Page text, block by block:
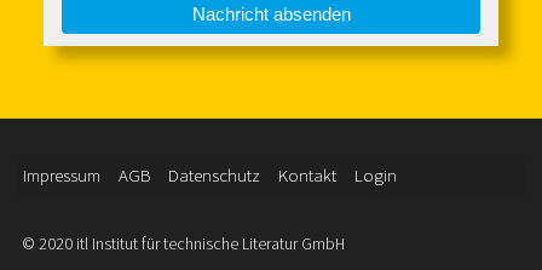
Impressum AGB Datenschutz Kontakt Login
© 2020 itl Institut für technische Literatur GmbH